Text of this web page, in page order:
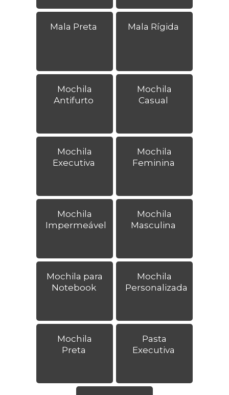
Mala Preta Mala Rígida
Mochila
Antifurto
Mochila
Casual
Mochila
Executiva
Mochila
Feminina
Mochila
Impermeável
Mochila
Masculina
Mochila para
Notebook
Mochila
Personalizada
Mochila
Preta
Pasta
Executiva